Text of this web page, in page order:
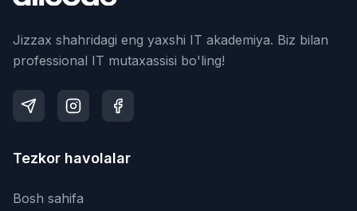
Jizzax shahridagi eng yaxshi IT akademiya. Biz bilan
professional IT mutaxassisi bo'ling!
Tezkor havolalar
Bosh sahifa